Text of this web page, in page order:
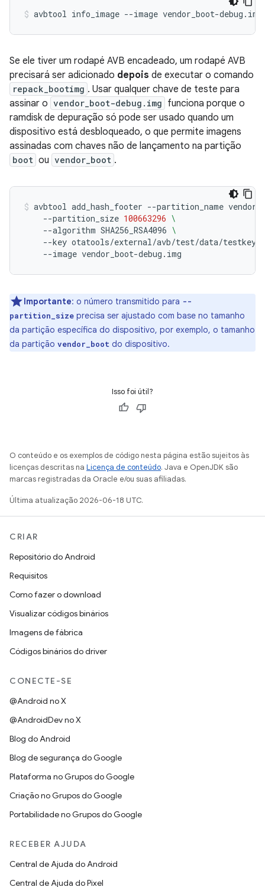
avbtool info_image --image vendor_boot-debug.img
Se ele tiver um rodapé AVB encadeado, um rodapé AVB
precisará ser adicionado depois de executar o comando
repack_bootimg . Usar qualquer chave de teste para
assinar o vendor_boot-debug.img funciona porque o
ramdisk de depuração só pode ser usado quando um
dispositivo está desbloqueado, o que permite imagens
assinadas com chaves não de lançamento na partição
boot ou vendor_boot .
avbtool add_hash_footer --partition_name
--partition_size 100663296 \
--algorithm SHA256_RSA4096 \
--key otatools/external/avb/test/data/
--image vendor_boot-debug.img
Importante: o número transmitido para --
partition_size precisa ser ajustado com base no tamanho
da partição específica do dispositivo, por exemplo, o tamanho
da partição vendor_boot do dispositivo.
Isso foi útil?
O conteúdo e os exemplos de código nesta página estão sujeitos às
licenças descritas na Licença de conteúdo. Java e OpenJDK são
marcas registradas da Oracle e/ou suas afiliadas.
Última atualização 2026-06-18 UTC.
CRIAR
Repositório do Android
Requisitos
Como fazer o download
Visualizar códigos binários
Imagens de fábrica
Códigos binários do driver
CONECTE-SE
@Android no X
@AndroidDev no X
Blog do Android
Blog de segurança do Google
Plataforma no Grupos do Google
Criação no Grupos do Google
Portabilidade no Grupos do Google
RECEBER AJUDA
Central de Ajuda do Android
Central de Ajuda do Pixel